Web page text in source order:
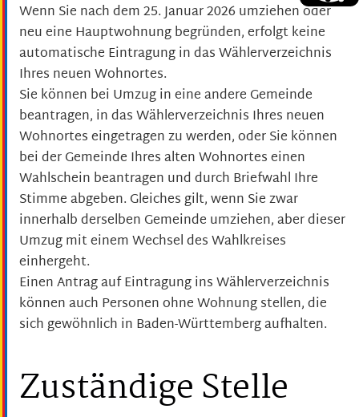
Wenn Sie nach dem 25. Januar 2026 umziehen oder
neu eine Hauptwohnung begründen, erfolgt keine
automatische Eintragung in das Wählerverzeichnis
Ihres neuen Wohnortes.
Sie können bei Umzug in eine andere Gemeinde
beantragen, in das Wählerverzeichnis Ihres neuen
Wohnortes eingetragen zu werden, oder Sie können
bei der Gemeinde Ihres alten Wohnortes einen
Wahlschein beantragen und durch Briefwahl Ihre
Stimme abgeben. Gleiches gilt, wenn Sie zwar
innerhalb derselben Gemeinde umziehen, aber dieser
Umzug mit einem Wechsel des Wahlkreises
einhergeht.
Einen Antrag auf Eintragung ins Wählerverzeichnis
können auch Personen ohne Wohnung stellen, die
sich gewöhnlich in Baden-Württemberg aufhalten.
Zuständige Stelle